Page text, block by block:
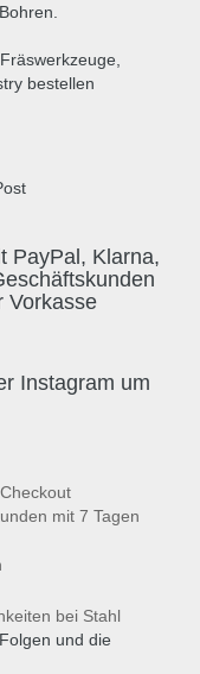
PayPal, Klarna,
Vorkasse
Instagram um